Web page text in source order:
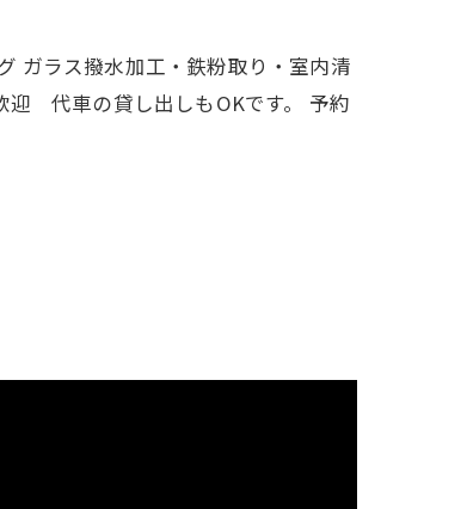
ガラス撥水加工・鉄粉取り・室内清
代車の貸し出しもOKです。 予約